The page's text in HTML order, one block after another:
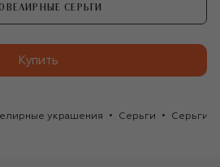
СЕРЬГИ
Купить
украшения Серьги Серьги